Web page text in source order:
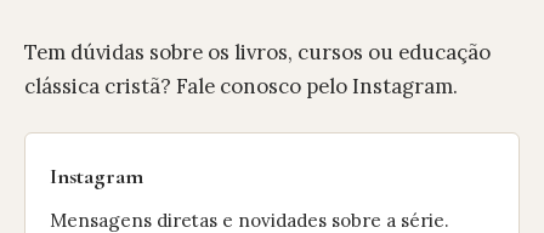
Tem dúvidas sobre os livros, cursos ou educação
clássica cristã? Fale conosco pelo Instagram.
Instagram
Mensagens diretas e novidades sobre a série.